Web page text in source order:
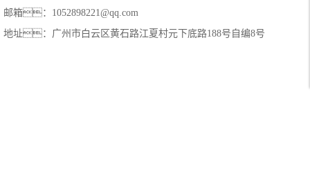
邮箱：1052898221@qq.com
地址：广州市白云区黄石路江夏村元下底路188号自编8号